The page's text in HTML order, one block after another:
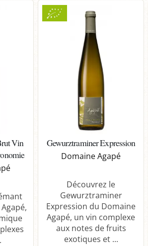
Vin
Gewurztraminer Expression
Domaine Agapé
Découvrez le
Gewurztraminer
Expression du Domaine
Agapé, un vin complexe
aux notes de fruits
exotiques et ...